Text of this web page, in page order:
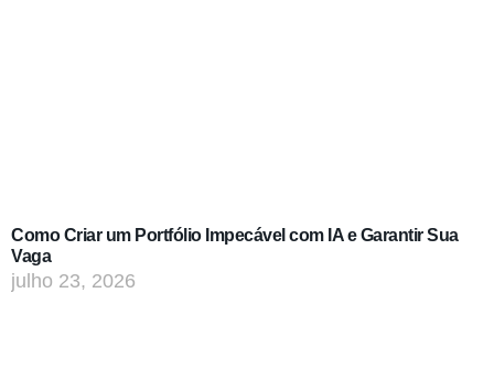
Como Criar um Portfólio Impecável com IA e Garantir Sua
Vaga
julho 23, 2026